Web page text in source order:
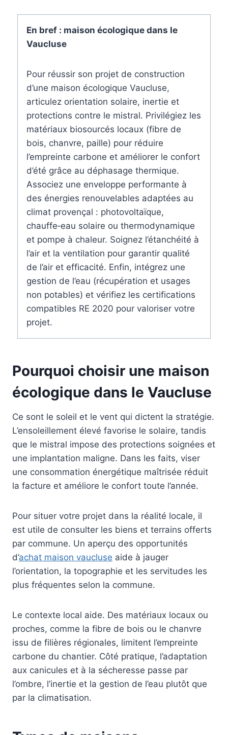
En bref : maison écologique dans le
Vaucluse
Pour réussir son projet de construction
d’une maison écologique Vaucluse,
articulez orientation solaire, inertie et
protections contre le mistral. Privilégiez les
matériaux biosourcés locaux (fibre de
bois, chanvre, paille) pour réduire
l’empreinte carbone et améliorer le confort
d’été grâce au déphasage thermique.
Associez une enveloppe performante à
des énergies renouvelables adaptées au
climat provençal : photovoltaïque,
chauffe‑eau solaire ou thermodynamique
et pompe à chaleur. Soignez l’étanchéité à
l’air et la ventilation pour garantir qualité
de l’air et efficacité. Enfin, intégrez une
gestion de l’eau (récupération et usages
non potables) et vérifiez les certifications
compatibles RE 2020 pour valoriser votre
projet.
Pourquoi choisir une maison
écologique dans le Vaucluse
Ce sont le soleil et le vent qui dictent la stratégie.
L’ensoleillement élevé favorise le solaire, tandis
que le mistral impose des protections soignées et
une implantation maligne. Dans les faits, viser
une consommation énergétique maîtrisée réduit
la facture et améliore le confort toute l’année.
Pour situer votre projet dans la réalité locale, il
est utile de consulter les biens et terrains offerts
par commune. Un aperçu des opportunités
d’achat maison vaucluse aide à jauger
l’orientation, la topographie et les servitudes les
plus fréquentes selon la commune.
Le contexte local aide. Des matériaux locaux ou
proches, comme la fibre de bois ou le chanvre
issu de filières régionales, limitent l’empreinte
carbone du chantier. Côté pratique, l’adaptation
aux canicules et à la sécheresse passe par
l’ombre, l’inertie et la gestion de l’eau plutôt que
par la climatisation.